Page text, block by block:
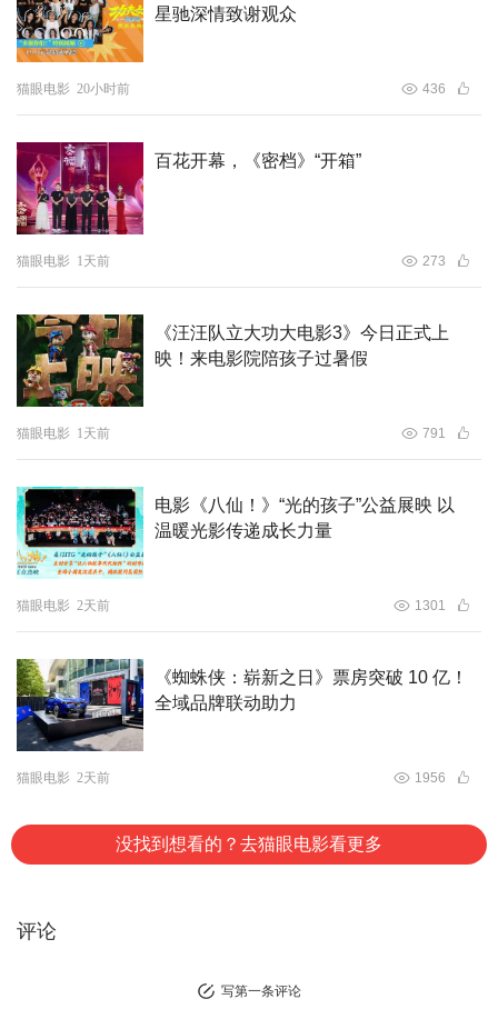
星驰深情致谢观众
猫眼电影 20小时前 436
百花开幕，《密档》“开箱”
猫眼电影 1天前 273
《汪汪队立大功大电影3》今日正式上
映！来电影院陪孩子过暑假
猫眼电影 1天前 791
电影《八仙！》“光的孩子”公益展映 以
温暖光影传递成长力量
猫眼电影 2天前 1301
《蜘蛛侠：崭新之日》票房突破 10 亿！
全域品牌联动助力
猫眼电影 2天前 1956
没找到想看的？去猫眼电影看更多
评论
写第一条评论